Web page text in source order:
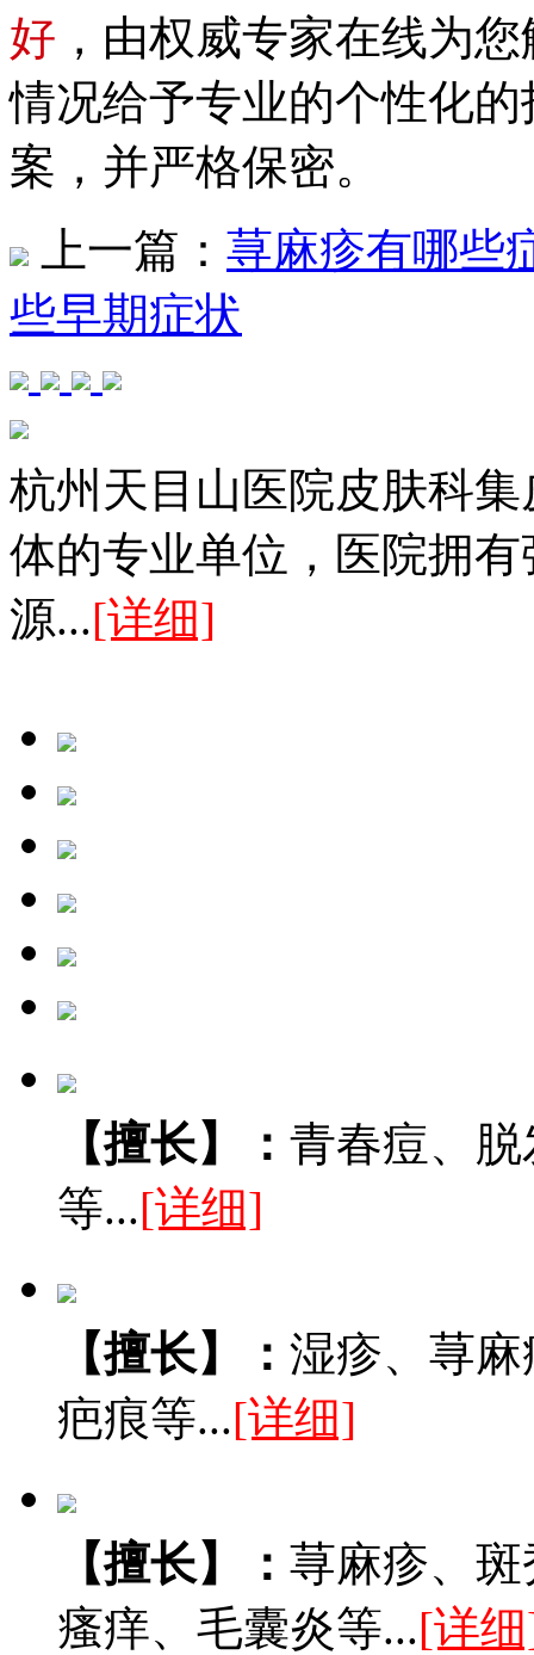
好 ，由权威专家在线为
情况给予专业的个性化
案，并严格保密。
上一篇： 荨麻疹有哪些
些早期症状
杭州天目山医院皮肤科
体的专业单位，医院拥
源...[详细]
【擅长】： 青春痘、
等...[详细]
【擅长】： 湿疹、荨
疤痕等...[详细]
【擅长】： 荨麻疹、
瘙痒、毛囊炎等...[详